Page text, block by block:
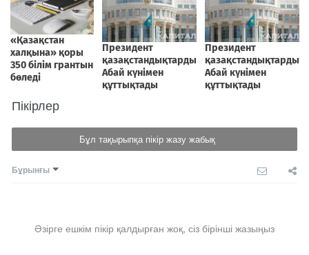
Пікірлер
Бұл тақырыпқа пікір жазу жабық
Бұрынғы
Әзірге ешкім пікір қалдырған жоқ, сіз бірінші жазыңыз